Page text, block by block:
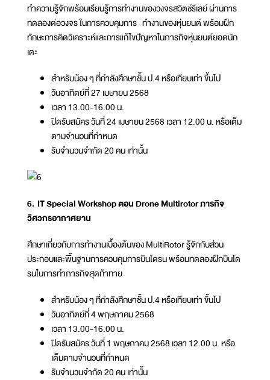
ทำความรู้จักพร้อมเรียนรู้การทำงานของวงจรสวิตช์รีเลย์ ผ่านการ
ทดลองต่อวงจร ในการควบคุมการ ทำงานของหุ่นยนต์ พร้อมฝึก
ทักษะการคิดวิเคราะห์และการแก้ไขปัญหาในภารกิจหุ่นยนต์ยอดนัก
เตะ
สำหรับน้อง ๆ ที่กำลังศึกษาชั้น ป.4 หรือเทียบเท่า ขึ้นไป
วันอาทิตย์ที่ 27 เมษายน 2568
เวลา 13.00-16.00 น.
ปิดรับสมัคร วันที่ 24 เมษายน 2568 เวลา 12.00 น. หรือเต็ม
ตามจำนวนที่กำหนด
รับจำนวนจำกัด 20 คน เท่านั้น
6. IT Special Workshop ตอน Drone Multirotor ภารกิจ
วิศวกรอากาศยาน
ศึกษาเกี่ยวกับการทำงานเบื้องต้นของ MultiRotor รู้จักกับส่วน
ประกอบและพื้นฐานการควบคุมการบินโดรน พร้อมทดลองฝึกบินโด
รนในการทำภารกิจสุดท้าทาย
สำหรับน้อง ๆ ที่กำลังศึกษาชั้น ป.4 หรือเทียบเท่า ขึ้นไป
วันอาทิตย์ที่ 4 พฤษภาคม 2568
เวลา 13.00-16.00 น.
ปิดรับสมัคร วันที่ 1 พฤษภาคม 2568 เวลา 12.00 น. หรือ
เต็มตามจำนวนที่กำหนด
รับจำนวนจำกัด 20 คน เท่านั้น